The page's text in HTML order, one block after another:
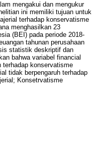
mengakui dan mengukur
ini memiliki tujuan untuk
terhadap konservatisme
menghasilkan 23
(BEI) pada periode 2018-
tahunan perusahaan
statistik deskriptif dan
bahwa variabel financial
terhadap konservatisme
tidak berpengaruh terhadap
Konsetrvatisme